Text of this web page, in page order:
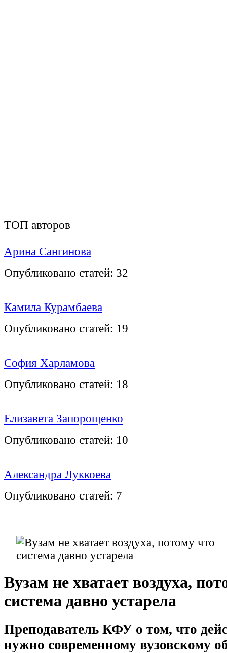
ТОП авторов
Арина Сангинова
Опубликовано статей: 32
Камила Курамбаева
Опубликовано статей: 19
София Харламова
Опубликовано статей: 18
Елизавета Запорощенко
Опубликовано статей: 10
Александра Луккоева
Опубликовано статей: 7
Вузам не хватает воздуха,
система давно устарела
Преподаватель КФУ о том, что
нужно современному вузовскому